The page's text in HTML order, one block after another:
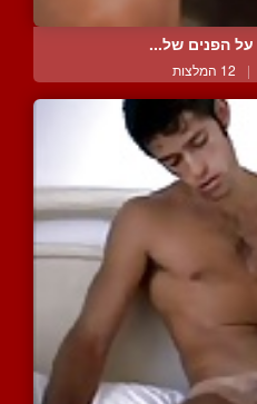
על הפנים של...
| 12 המלצות